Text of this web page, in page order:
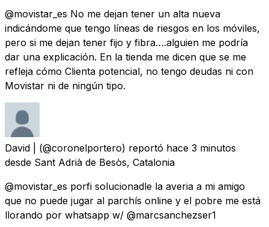
@movistar_es No me dejan tener un alta nueva
indicándome que tengo líneas de riesgos en los móviles,
pero si me dejan tener fijo y fibra….alguien me podría
dar una explicación. En la tienda me dicen que se me
refleja cómo Clienta potencial, no tengo deudas ni con
Movistar ni de ningún tipo.
David | (@coronelportero) reportó hace 3 minutos
desde Sant Adrià de Besòs, Catalonia
@movistar_es porfi solucionadle la averia a mi amigo
que no puede jugar al parchís online y el pobre me está
llorando por whatsapp w/ @marcsanchezser1